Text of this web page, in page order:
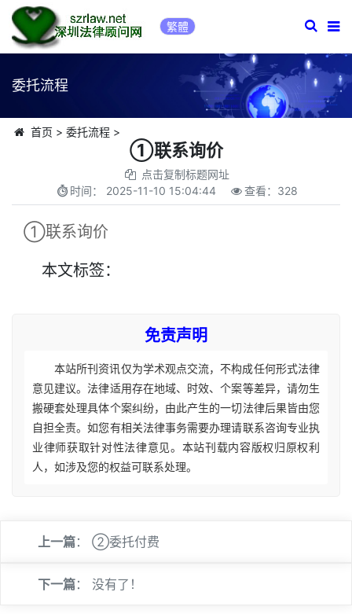
繁體
委托流程
首页 > 委托流程>
①联系询价
点击复制标题网址
时间： 2025-11-10 15:04:44 查看： 328
①联系询价
本文标签：
免责声明
本站所刊资讯仅为学术观点交流，不构成任何形式法律
意见建议。法律适用存在地域、时效、个案等差异，请勿生
搬硬套处理具体个案纠纷，由此产生的一切法律后果皆由您
自担全责。如您有相关法律事务需要办理请联系咨询专业执
业律师获取针对性法律意见。本站刊载内容版权归原权利
人，如涉及您的权益可联系处理。
上一篇： ②委托付费
下一篇： 没有了！